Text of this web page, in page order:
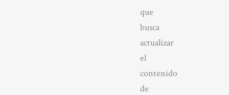
que
busca
actualizar
el
contenido
de